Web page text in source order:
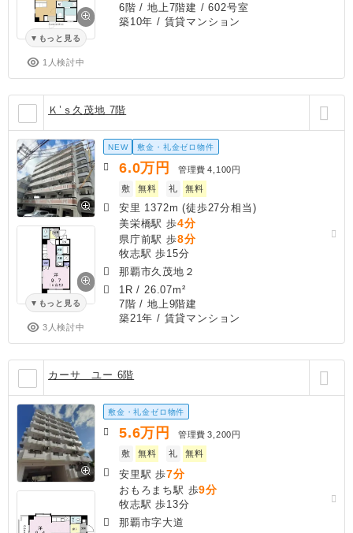
もっと見る
1人検討中
6階 / 地上7階建 / 602号室
築10年 / 賃貸マンション
Ｋ’ｓ久茂地 7階
もっと見る
3人検討中
NEW 敷金・礼金ゼロ物件
6.0万円 管理費 4,100円
敷
無料 礼 無料
安里 1372m (徒歩27分相当)
美栄橋駅 歩4分
県庁前駅 歩8分
牧志駅 歩15分
那覇市久茂地２
1R / 26.07m²
7階 / 地上9階建
築21年 / 賃貸マンション
カーサ ユー 6階
敷金・礼金ゼロ物件
5.6万円 管理費 3,200円
敷
無料 礼 無料
安里駅 歩7分
おもろまち駅 歩9分
牧志駅 歩13分
那覇市字大道